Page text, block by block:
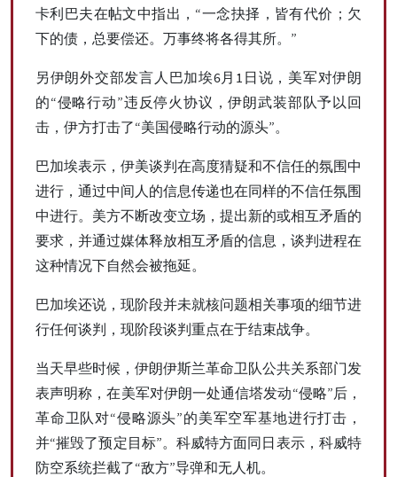
卡利巴夫在帖文中指出，“一念抉择，皆有代价；欠
下的债，总要偿还。万事终将各得其所。”
另伊朗外交部发言人巴加埃6月1日说，美军对伊朗
的“侵略行动”违反停火协议，伊朗武装部队予以回
击，伊方打击了“美国侵略行动的源头”。
巴加埃表示，伊美谈判在高度猜疑和不信任的氛围中
进行，通过中间人的信息传递也在同样的不信任氛围
中进行。美方不断改变立场，提出新的或相互矛盾的
要求，并通过媒体释放相互矛盾的信息，谈判进程在
这种情况下自然会被拖延。
巴加埃还说，现阶段并未就核问题相关事项的细节进
行任何谈判，现阶段谈判重点在于结束战争。
当天早些时候，伊朗伊斯兰革命卫队公共关系部门发
表声明称，在美军对伊朗一处通信塔发动“侵略”后，
革命卫队对“侵略源头”的美军空军基地进行打击，
并“摧毁了预定目标”。科威特方面同日表示，科威特
防空系统拦截了“敌方”导弹和无人机。